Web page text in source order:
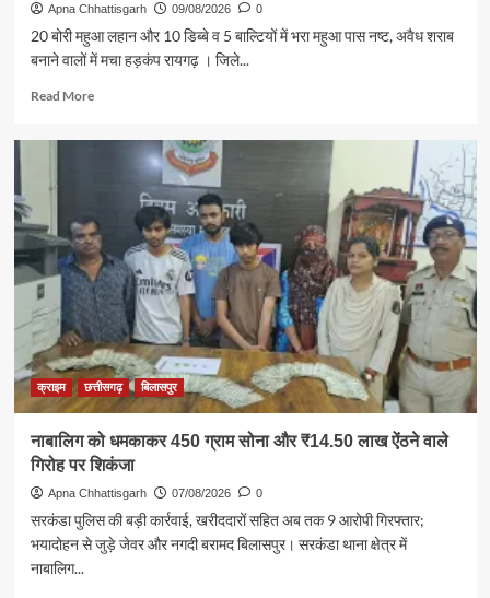
Apna Chhattisgarh 09/08/2026 0
20 बोरी महुआ लहान और 10 डिब्बे व 5 बाल्टियों में भरा महुआ पास नष्ट, अवैध शराब
बनाने वालों में मचा हड़कंप रायगढ़ । जिले...
Read MoreRead
समूह
और
ग्रामीणों
ने
पुलिस
के
साथ
चलाया
नशामुक्ति
अभियान
क्राइम छत्तीसगढ़ बिलासपुर
नाबालिग को धमकाकर 450 ग्राम सोना और ₹14.50 लाख ऐंठने वाले
गिरोह पर शिकंजा
Apna Chhattisgarh 07/08/2026 0
सरकंडा पुलिस की बड़ी कार्रवाई, खरीददारों सहित अब तक 9 आरोपी गिरफ्तार;
भयादोहन से जुड़े जेवर और नगदी बरामद बिलासपुर। सरकंडा थाना क्षेत्र में
नाबालिग...